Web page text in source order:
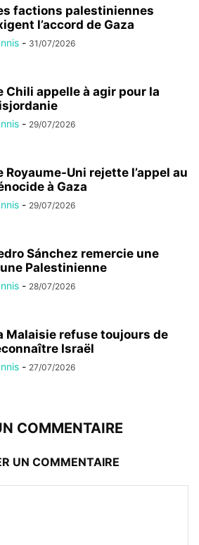
factions palestiniennes
l’accord de Gaza
- 31/07/2026
Chili appelle à agir pour la
- 29/07/2026
Royaume-Uni rejette l’appel au
à Gaza
- 29/07/2026
Sánchez remercie une
Palestinienne
- 28/07/2026
Malaisie refuse toujours de
Israël
- 27/07/2026
COMMENTAIRE
UN COMMENTAIRE